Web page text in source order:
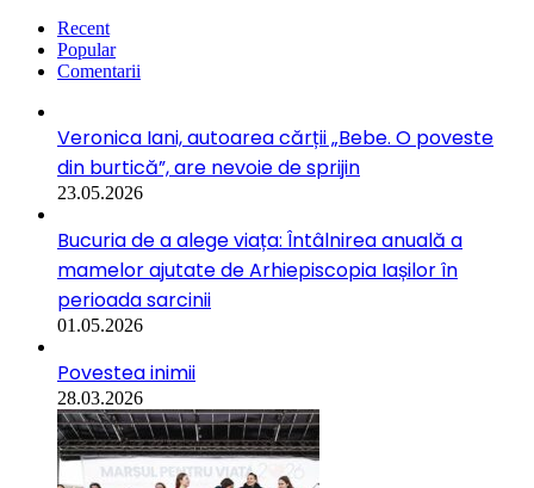
Recent
Popular
Comentarii
Veronica Iani, autoarea cărții „Bebe. O poveste
din burtică”, are nevoie de sprijin
23.05.2026
Bucuria de a alege viața: Întâlnirea anuală a
mamelor ajutate de Arhiepiscopia Iașilor în
perioada sarcinii
01.05.2026
Povestea inimii
28.03.2026